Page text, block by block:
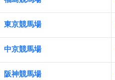
東京競馬場
中京競馬場
阪神競馬場